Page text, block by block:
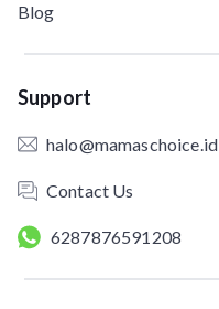
Blog
Support
halo@mamaschoice.id
Contact Us
6287876591208